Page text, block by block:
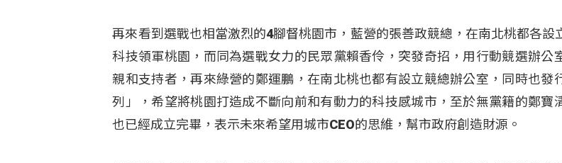
再來看到選戰也相當激烈的4腳督桃園市，藍營的張善政競總，在南北桃都各設
科技領軍桃園，而同為選戰女力的民眾黨賴香伶，突發奇招，用行動競選辦公
親和支持者，再來綠營的鄭運鵬，在南北桃也都有設立競總辦公室，同時也發
列」，希望將桃園打造成不斷向前和有動力的科技感城市，至於無黨籍的鄭寶
也已經成立完畢，表示未來希望用城市CEO的思維，幫市政府創造財源。